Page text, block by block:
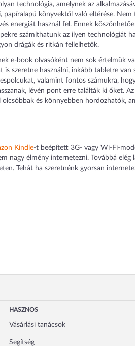
technológia, amelynek az
papíralapú könyvektől való eltérése.
energiát használ fel. Ennek
számíthatunk az ilyen technológiát
drágák és ritkán fellelhetők.
e-book olvasóként nem sok értelmük
szeretne használni, inkább tabletre van
valamint fontos számukra,
lévén pont erre találták ki őket.
és könnyebben hordozhatók,
Kindle-t beépített 3G- vagy Wi-Fi-
nagy élmény internetezni. Továbbá elég
Tehát ha szeretnénk gyorsan
HASZNOS
Vásárlási tanácsok
Segítség